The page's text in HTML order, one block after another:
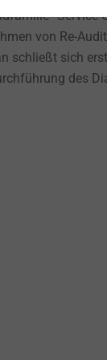
Service
von Re-
schließt sich
des